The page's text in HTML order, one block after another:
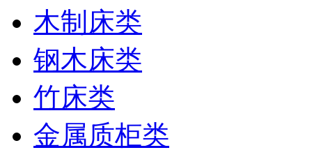
木制床类
钢木床类
竹床类
金属质柜类